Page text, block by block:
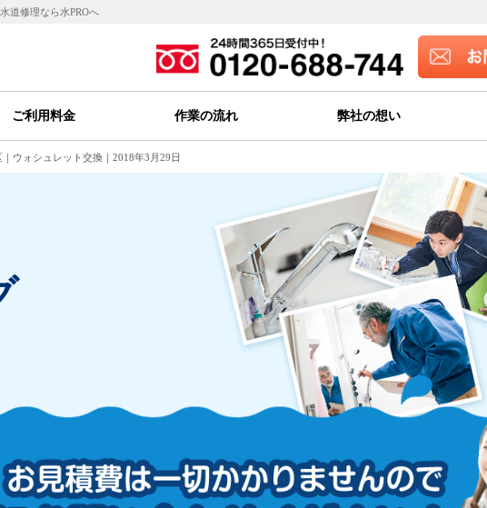
道修理なら水PROへ
ご利用料金 作業の流れ 弊社の想い
ウォシュレット交換｜2018年3月29日